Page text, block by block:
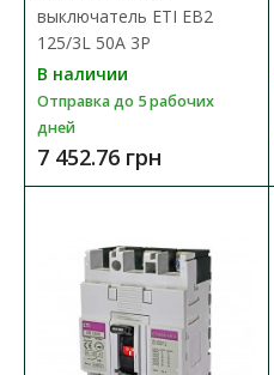
выключатель ETI EB2
125/3L 50A 3P
В наличии
Отправка до 5 рабочих
дней
7 452.76 грн